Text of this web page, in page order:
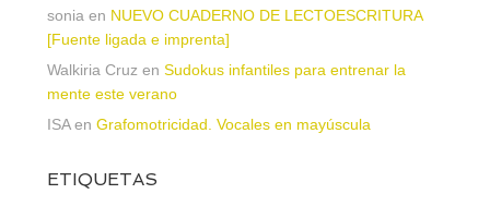
soniaen NUEVO CUADERNO DE LECTOESCRITURA
[Fuente ligada e imprenta]
Walkiria Cruzen Sudokus infantiles para entrenar la
mente este verano
ISAen Grafomotricidad. Vocales en mayúscula
ETIQUETAS